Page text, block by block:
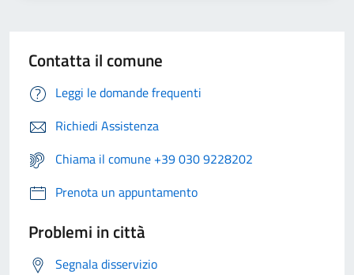
Contatta il comune
Leggi le domande frequenti
Richiedi Assistenza
Chiama il comune +39 030 9228202
Prenota un appuntamento
Problemi in città
Segnala disservizio